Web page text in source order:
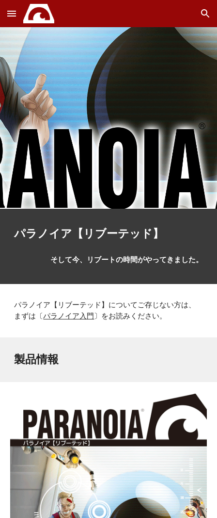
Skip to main content Skip to navigation
パラノイア【リブーテッド】
そして今、リブートの時間がやってき ました。
パラノイア【リブーテッド】についてご存じない方は、
まずは〔パラノイア入門 〕をお読みください。
製品情報